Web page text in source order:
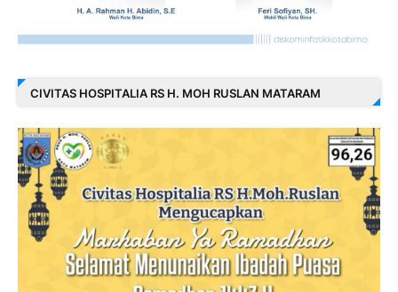
CIVITAS HOSPITALIA RS H. MOH RUSLAN MATARAM